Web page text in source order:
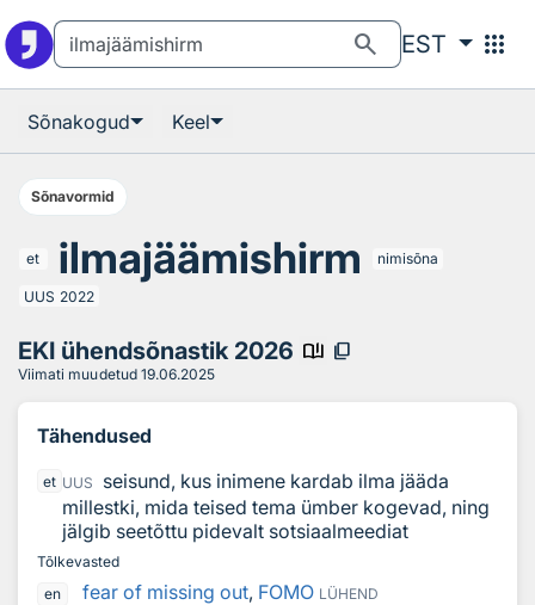
search EST apps
Sõnakogud Keel
Sõnavormid
et ilmajäämishirm nimisõna
UUS 2022
EKI ühendsõnastik 2026 book_ribbon content_copy
Viimati muudetud 19.06.2025
Tähendused
et UUS
seisund, kus inimene kardab ilma jääda
millestki, mida teised tema ümber kogevad, ning
jälgib seetõttu pidevalt sotsiaalmeediat
Tõlkevasted
en
fear of missing out, FOMO LÜHEND